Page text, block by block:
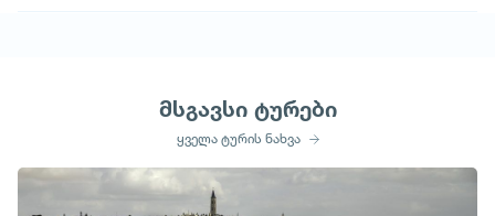
მსგავსი ტურები
ყველა ტურის ნახვა